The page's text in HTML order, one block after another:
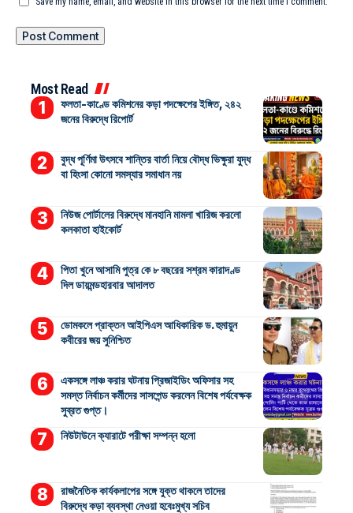
Most Read
ফলতা-কাণ্ডে কমিশনের কড়া পদক্ষেপের ইঙ্গিত, ২৪২
জনের বিরুদ্ধে রিপোর্ট
বুদ্ধ পূর্ণিমা উৎসবে শান্তির বার্তা নিয়ে বৌদ্ধ ভিক্ষুরা যুদ্ধ
বা হিংসা কোনো সমস্যার সমাধান নয়
নিউজ পোর্টালের বিরুদ্ধে মানহানি মামলা খারিজ করলো
কলকাতা হাইকোর্ট
পিতা খুনে আসামি পুত্র কে ৮ বছরের সশ্রম কারাদণ্ড
দিল ডায়মন্ডহারবার আদালত
ডোমকলে প্রাক্তন আইপিএস আধিকারিক ড. হুমায়ুন
কবীরের জয় সুনিশ্চিত
একসঙ্গে লাঞ্চ করার ঘটনায় প্রিজাইডিং অফিসার সহ
সমস্ত নির্বাচন কর্মীদের সাসপেন্ড করলেন বিশেষ পর্যবেক্ষক
সুব্রত গুপ্ত।
নিউটাউনে ক্যারাটে পরীক্ষা সম্পন্ন হলো
রাজনৈতিক কার্যকলাপের সঙ্গে যুক্ত থাকলে তাদের
বিরুদ্ধে কড়া ব্যবস্থা নেওয়া হবেঃমুখ্য সচিব